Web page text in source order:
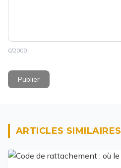
0/2000
Publier
ARTICLES SIMILAIRES